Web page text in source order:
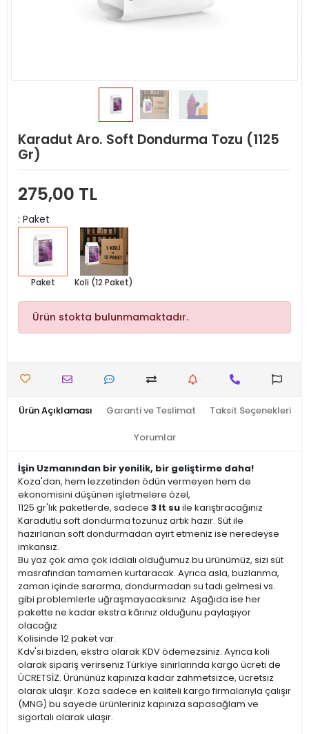
Karadut Aro. Soft Dondurma Tozu (1125
Gr)
275,00 TL
: Paket
Paket Koli (12 Paket)
Ürün stokta bulunmamaktadır.
Ürün Açıklaması Garanti ve Teslimat Taksit Seçenekleri
Yorumlar
İşin Uzmanından bir yenilik, bir geliştirme daha!
Koza'dan, hem lezzetinden ödün vermeyen hem de
ekonomisini düşünen işletmelere özel,
1125 gr'lık paketlerde, sadece 3 lt suile karıştıracağınız
Karadutlu soft dondurma tozunuz artık hazır. Süt ile
hazırlanan soft dondurmadan ayırt etmeniz ise neredeyse
imkansız.
Bu yaz çok ama çok iddialı olduğumuz bu ürünümüz, sizi süt
masrafından tamamen kurtaracak. Ayrıca asla, buzlanma,
zaman içinde sararma, dondurmadan su tadı gelmesi vs.
gibi problemlerle uğraşmayacaksınız. Aşağıda ise her
pakette ne kadar ekstra kârınız olduğunu paylaşıyor
olacağız
Kolisinde 12 paket var.
Kdv'si bizden, ekstra olarak KDV ödemezsiniz. Ayrıca koli
olarak sipariş verirseniz Türkiye sınırlarında kargo ücreti de
ÜCRETSİZ. Ürününüz kapınıza kadar zahmetsizce, ücretsiz
olarak ulaşır. Koza sadece en kaliteli kargo firmalarıyla çalışır
(MNG) bu sayede ürünleriniz kapınıza sapasağlam ve
sigortalı olarak ulaşır.